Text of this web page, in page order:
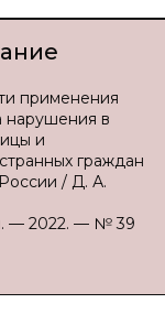
применения
нарушения в
и
граждан
/ Д. А.
— 2022. — № 39